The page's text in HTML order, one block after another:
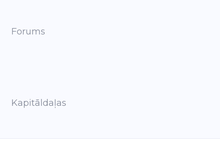
Forums
Kapitāldaļas